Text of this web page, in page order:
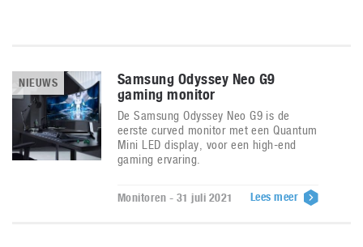
NIEUWS
Samsung Odyssey Neo G9
gaming monitor
De Samsung Odyssey Neo G9 is de
eerste curved monitor met een Quantum
Mini LED display, voor een high-end
gaming ervaring.
Monitoren - 31 juli 2021 Lees meer